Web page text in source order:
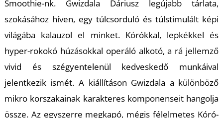
Smoothie-nk. Gwizdala Dáriusz legújabb tárlata,
szokásához híven, egy túlcsorduló és túlstimulált képi
világába kalauzol el minket. Kórókkal, lepkékkel és
hyper-rokokó húzásokkal operáló alkotó, a rá jellemző
vivid és szégyentelenül kedveskedő munkáival
jelentkezik ismét. A kiállításon Gwizdala a különböző
mikro korszakainak karakteres komponenseit hangolja
össze. Az egyszerre megkapó, mégis félelmetes Kóró-